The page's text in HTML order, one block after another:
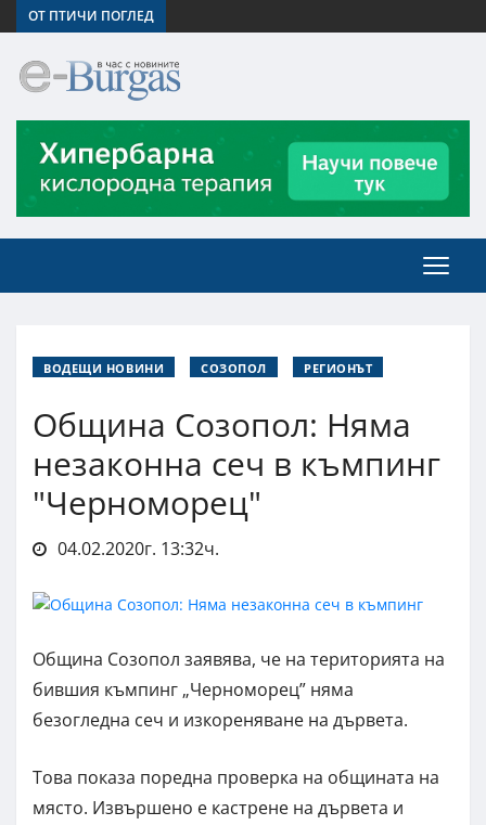
ОТ ПТИЧИ ПОГЛЕД
ВОДЕЩИ НОВИНИ СОЗОПОЛ РЕГИОНЪТ
Община Созопол: Няма
незаконна сеч в къмпинг
"Черноморец"
04.02.2020г. 13:32ч.
Община Созопол заявява, че на територията на
бившия къмпинг „Черноморец” няма
безогледна сеч и изкореняване на дървета.
Това показа поредна проверка на общината на
място. Извършено е кастрене на дървета и